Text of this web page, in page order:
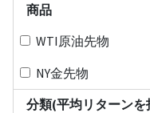
商品
WTI原油先物
NY金先物
分類(平均リターン